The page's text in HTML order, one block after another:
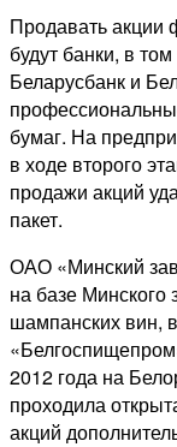
Продавать акции
будут банки, в
Беларусбанк и
бумаг. На
в ходе второго
продажи акций
пакет.
ОАО «Минский
на базе Минского
шампанских вин,
2012 года на
проходила
акций